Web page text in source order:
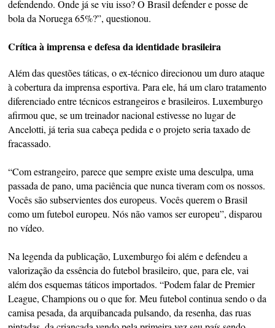
defendendo. Onde já se viu isso? O Brasil defender e posse de
bola da Noruega 65%?”, questionou.
Crítica à imprensa e defesa da identidade brasileira
Além das questões táticas, o ex-técnico direcionou um duro ataque
à cobertura da imprensa esportiva. Para ele, há um claro tratamento
diferenciado entre técnicos estrangeiros e brasileiros. Luxemburgo
afirmou que, se um treinador nacional estivesse no lugar de
Ancelotti, já teria sua cabeça pedida e o projeto seria taxado de
fracassado.
“Com estrangeiro, parece que sempre existe uma desculpa, uma
passada de pano, uma paciência que nunca tiveram com os nossos.
Vocês são subservientes dos europeus. Vocês querem o Brasil
como um futebol europeu. Nós não vamos ser europeu”, disparou
no vídeo.
Na legenda da publicação, Luxemburgo foi além e defendeu a
valorização da essência do futebol brasileiro, que, para ele, vai
além dos esquemas táticos importados. “Podem falar de Premier
League, Champions ou o que for. Meu futebol continua sendo o da
camisa pesada, da arquibancada pulsando, da resenha, das ruas